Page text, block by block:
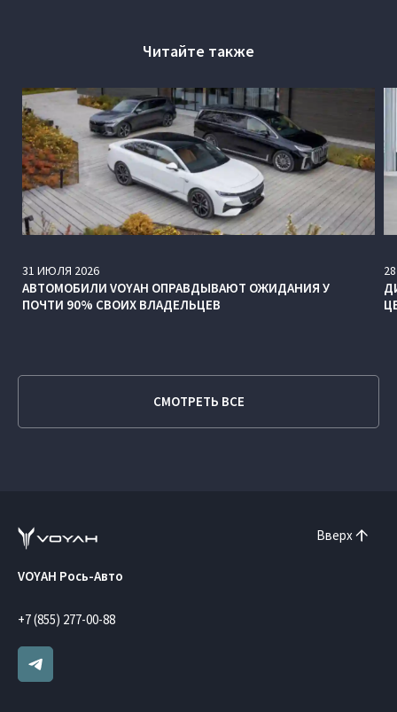
Читайте также
31 ИЮЛЯ 2026
АВТОМОБИЛИ VOYAH ОПРАВДЫВАЮТ ОЖИДАНИЯ У
ПОЧТИ 90% СВОИХ ВЛАДЕЛЬЦЕВ
28
СМОТРЕТЬ ВСЕ
Вверх
VOYAH Рось-Авто
+7 (855) 277-00-88